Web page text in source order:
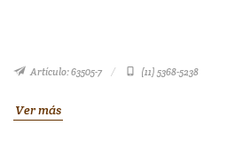
Artículo: 63505-7 (11) 5368-5238
Ver más